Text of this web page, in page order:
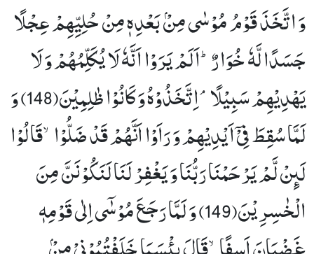
وَ اتَّخَذَ قَوْمُ مُوْسٰى مِنْۢ بَعْدِهٖ مِنْ حُلِیِّهِمْ عِجْلًا
جَسَدًا لَّهٗ خُوَارٌؕ-اَلَمْ یَرَوْا اَنَّهٗ لَا یُكَلِّمُهُمْ وَ لَا
یَهْدِیْهِمْ سَبِیْلًاۘ-اِتَّخَذُوْهُ وَ كَانُوْا ظٰلِمِیْنَ(148) وَ
لَمَّا سُقِطَ فِیْۤ اَیْدِیْهِمْ وَ رَاَوْا اَنَّهُمْ قَدْ ضَلُّوْاۙ-قَالُوْا
لَىٕنْ لَّمْ یَرْحَمْنَا رَبُّنَا وَ یَغْفِرْ لَنَا لَنَكُوْنَنَّ مِنَ
الْخٰسِرِیْنَ(149) وَ لَمَّا رَجَعَ مُوْسٰۤى اِلٰى قَوْمِهٖ